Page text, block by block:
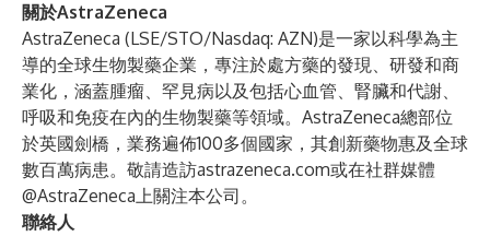
關於AstraZeneca
AstraZeneca (LSE/STO/Nasdaq: AZN)是一家以科學為主
導的全球生物製藥企業，專注於處方藥的發現、研發和商
業化，涵蓋腫瘤、罕見病以及包括心血管、腎臟和代謝、
呼吸和免疫在內的生物製藥等領域。AstraZeneca總部位
於英國劍橋，業務遍佈100多個國家，其創新藥物惠及全球
數百萬病患。敬請造訪astrazeneca.com或在社群媒體
@AstraZeneca上關注本公司。
聯絡人